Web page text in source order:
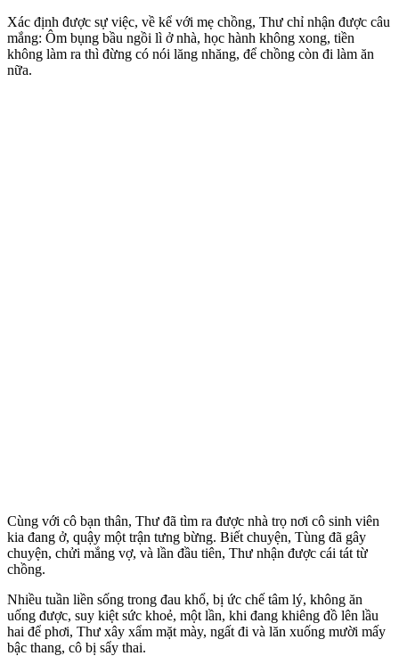
Xác định được sự việc, về kể với mẹ chồng, Thư chỉ nhận được câu
mắng: Ôm bụng bầu ngồi lì ở nhà, học hành không xong, tiền
không làm ra thì đừng có nói lăng nhăng, để chồng còn đi làm ăn
nữa.
Cùng với cô bạn thân, Thư đã tìm ra được nhà trọ nơi cô sinh viên
kia đang ở, quậy một trận tưng bừng. Biết chuyện, Tùng đã gây
chuyện, chửi mắng vợ, và lần đầu tiên, Thư nhận được cái tát từ
chồng.
Nhiều tuần liền sống trong đau khổ, bị ức chế tâm lý, không ăn
uống được, suy kiệt sức khoẻ, một lần, khi đang khiêng đồ lên lầu
hai để phơi, Thư xây xẩm mặt mày, ngất đi và lăn xuống mười mấy
bậc thang, cô bị sẩy thai.